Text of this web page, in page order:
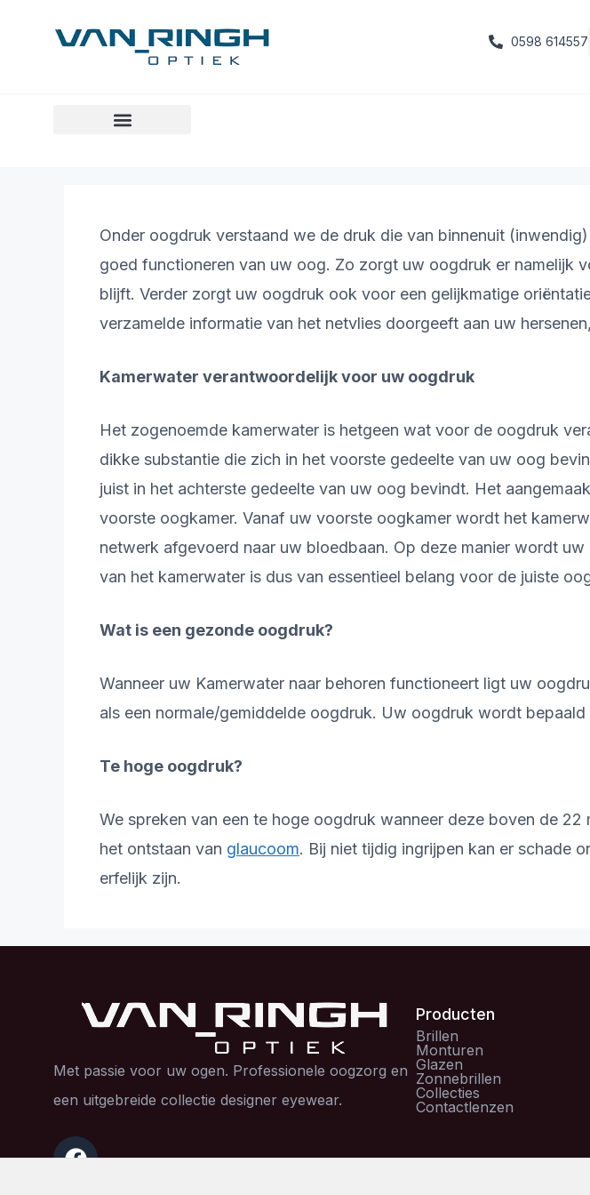
0598 614557
Onder oogdruk verstaand we de druk die van binnenuit
goed functioneren van uw oog. Zo zorgt uw oogdruk er namelijk
blijft. Verder zorgt uw oogdruk ook voor een gelijkmatige
verzamelde informatie van het netvlies doorgeeft aan uw
Kamerwater verantwoordelijk voor uw oogdruk
Het zogenoemde kamerwater is hetgeen wat voor de oogdruk
dikke substantie die zich in het voorste gedeelte van uw oog
juist in het achterste gedeelte van uw oog bevindt. Het
voorste oogkamer. Vanaf uw voorste oogkamer wordt het
netwerk afgevoerd naar uw bloedbaan. Op deze manier wordt
van het kamerwater is dus van essentieel belang voor de juiste
Wat is een gezonde oogdruk?
Wanneer uw Kamerwater naar behoren functioneert ligt uw
als een normale/gemiddelde oogdruk. Uw oogdruk wordt bepaald
Te hoge oogdruk?
We spreken van een te hoge oogdruk wanneer deze boven de
het ontstaan van glaucoom. Bij niet tijdig ingrijpen kan er schade
erfelijk zijn.
Met passie voor uw ogen. Professionele oogzorg en
een uitgebreide collectie designer eyewear.
Producten
Brillen
Monturen
Glazen
Zonnebrillen
Collecties
Contactlenzen